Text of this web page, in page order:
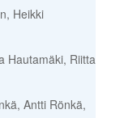
Heikki
Hautamäki, Riitta
Antti Rönkä,